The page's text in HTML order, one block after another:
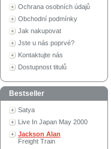
Ochrana osobních údajů
Obchodní podmínky
Jak nakupovat
Jste u nás poprvé?
Kontaktujte nás
Dostupnost titulů
Bestseller
Satya
Live In Japan May 2000
Jackson Alan
Freight Train